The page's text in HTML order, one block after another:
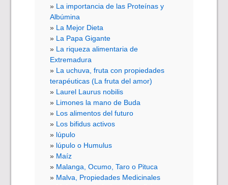
La importancia de las Proteínas y
Albúmina
La Mejor Dieta
La Papa Gigante
La riqueza alimentaria de
Extremadura
La uchuva, fruta con propiedades
terapéuticas (La fruta del amor)
Laurel Laurus nobilis
Limones la mano de Buda
Los alimentos del futuro
Los bifidus activos
lúpulo
lúpulo o Humulus
Maíz
Malanga, Ocumo, Taro o Pituca
Malva, Propiedades Medicinales